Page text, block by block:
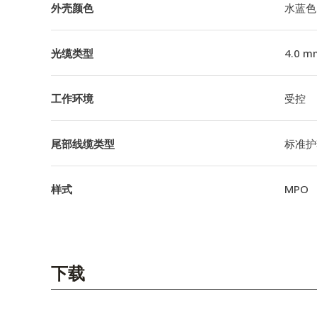
外壳颜色 水蓝色
光缆类型 4.0
工作环境 受控
尾部线缆类型 标准
样式 MPO
下载